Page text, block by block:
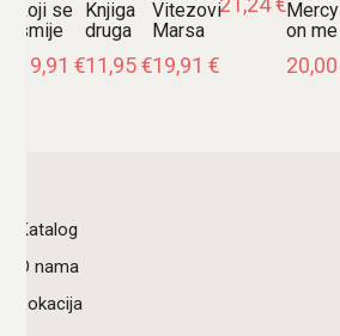
koji se
smije
19,91 €
Knjiga
druga
11,95€
Vitezovi
Marsa
19,91 €
Mercy
on me
20,00
Katalog
O nama
Lokacija